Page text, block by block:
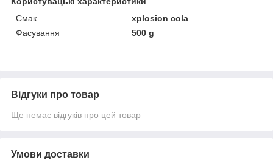
Смак
xplosion cola
Фасування
500 g
Відгуки про товар
Ще немає відгуків про цей товар
Умови доставки